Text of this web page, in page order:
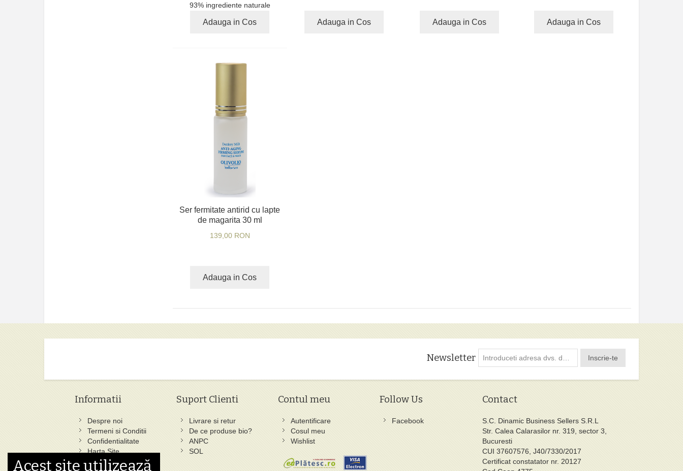
93% ingrediente naturale
Adauga in Cos Adauga in Cos Adauga in Cos Adauga in Cos
Ser fermitate antirid cu lapte
de magarita 30 ml
139,00 RON
Adauga in Cos
Newsletter Inscrie-te
Informatii
Despre noi
Termeni si Conditii
Confidentialitate
Harta Site
Ce au cautat altii
Suport Clienti
Livrare si retur
De ce produse bio?
ANPC
SOL
Contul meu
Autentificare
Cosul meu
Wishlist
Follow Us
Facebook
Contact
S.C. Dinamic Business Sellers S.R.L
Str. Calea Calarasilor nr. 319, sector 3,
Bucuresti
CUI 37607576, J40/7330/2017
Certificat constatator nr. 20127
Acest site utilizează